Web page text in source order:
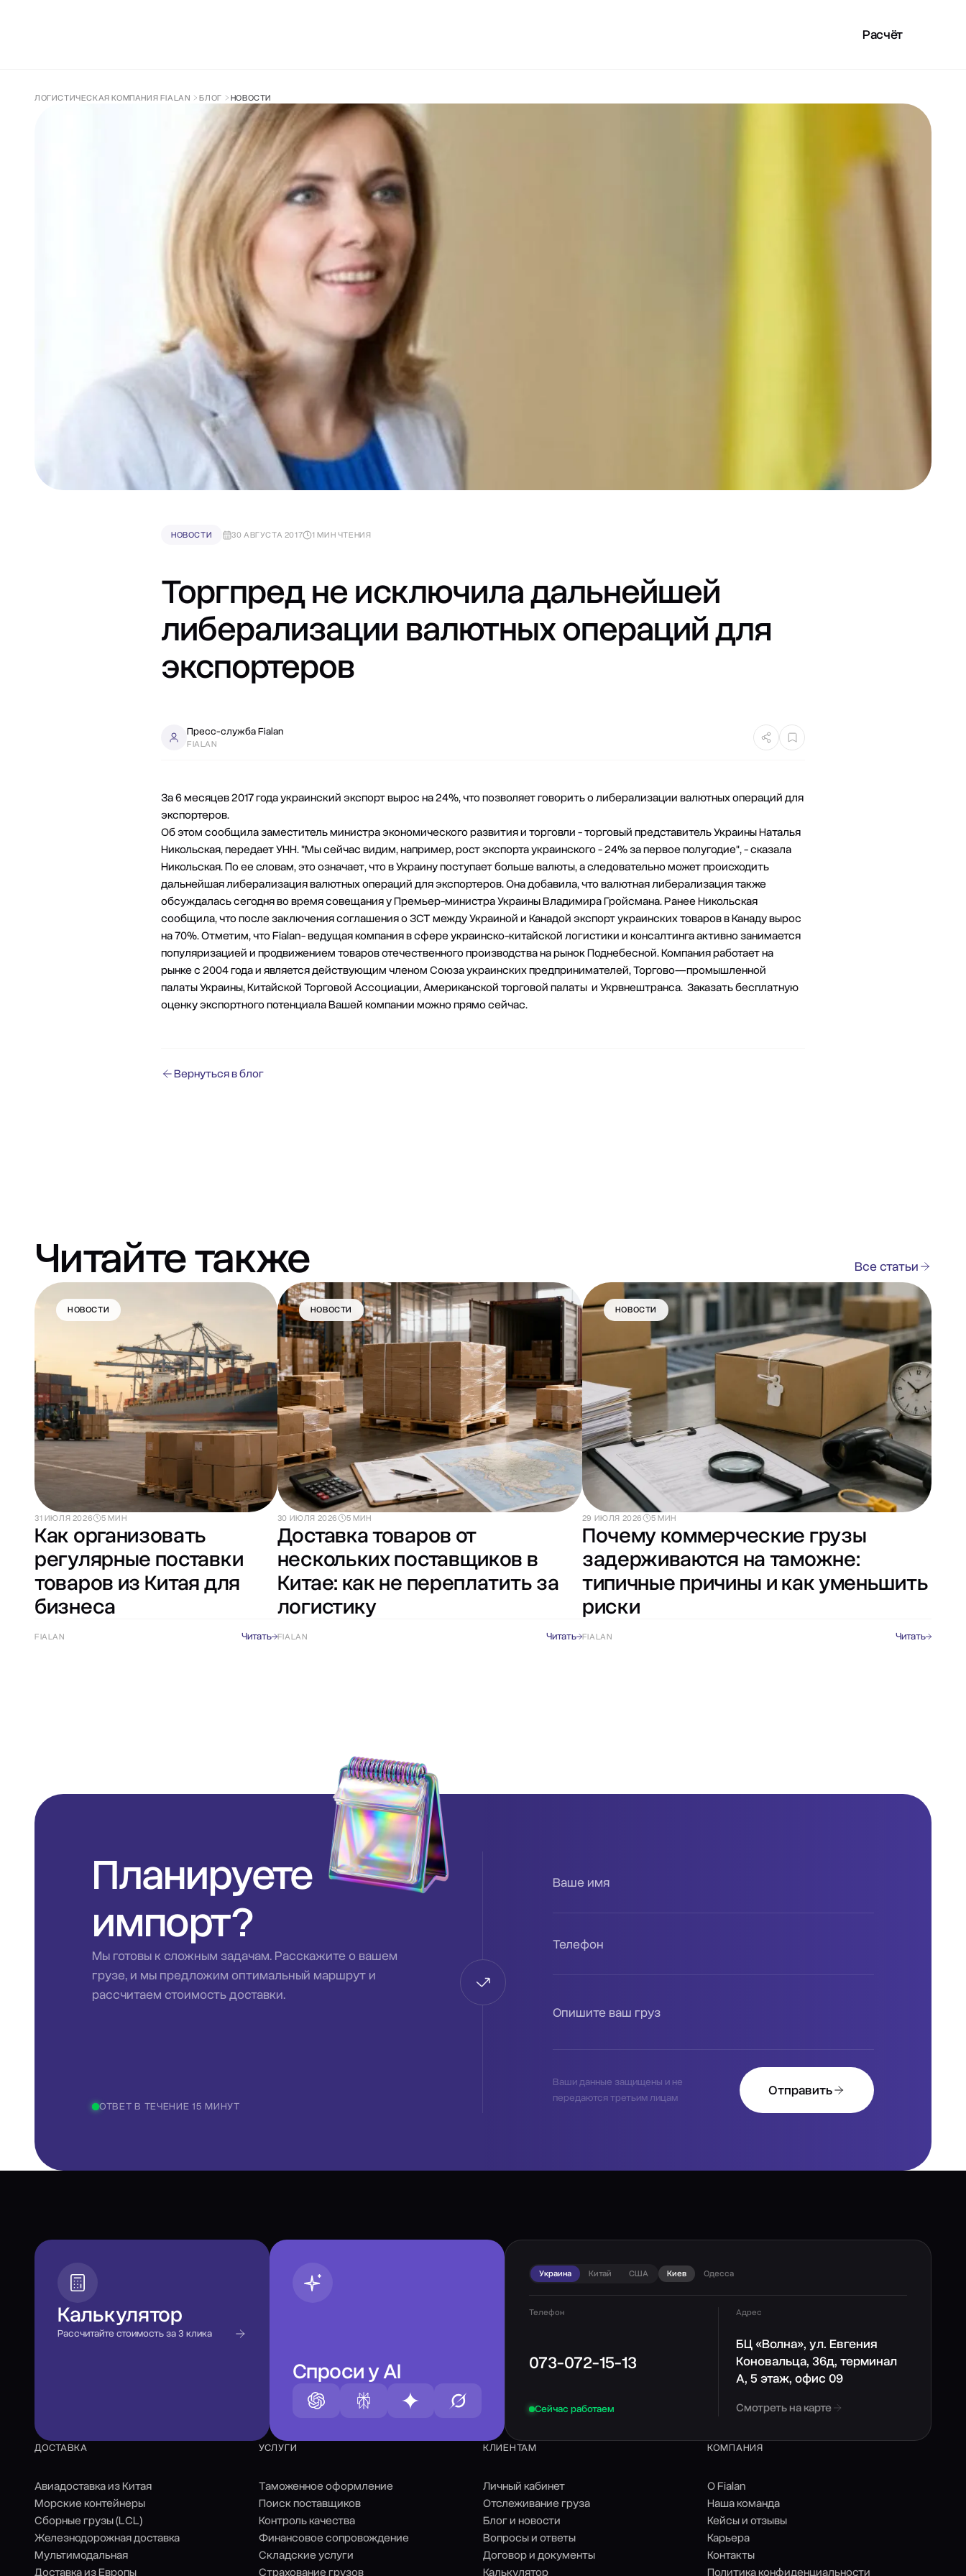
Расчёт
ЛОГИСТИЧЕСКАЯ КОМПАНИЯ FIALAN БЛОГ НОВОСТИ
НОВОСТИ 30 АВГУСТА 2017 1 МИН ЧТЕНИЯ
Торгпред не исключила дальнейшей
либерализации валютных операций для
экспортеров
Пресс-служба Fialan
FIALAN
За 6 месяцев 2017 года украинский экспорт вырос на 24%, что позволяет говорить о либерализации валютных операций для
экспортеров.
Об этом сообщила заместитель министра экономического развития и торговли - торговый представитель Украины Наталья
Никольская, передает УНН. "Мы сейчас видим, например, рост экспорта украинского - 24% за первое полугодие", - сказала
Никольская. По ее словам, это означает, что в Украину поступает больше валюты, а следовательно может происходить
дальнейшая либерализация валютных операций для экспортеров. Она добавила, что валютная либерализация также
обсуждалась сегодня во время совещания у Премьер-министра Украины Владимира Гройсмана. Ранее Никольская
сообщила, что после заключения соглашения о ЗСТ между Украиной и Канадой экспорт украинских товаров в Канаду вырос
на 70%. Отметим, чтоFialan- ведущая компания в сфере украинско-китайской логистики и консалтинга активно занимается
популяризацией и продвижением товаров отечественного производства на рынок Поднебесной. Компания работает на
рынке с 2004 года и является действующим членом Союза украинских предпринимателей, Торгово—промышленной
палаты Украины, Китайской Торговой Ассоциации, Американской торговой палаты и Укрвнештранса. Заказатьбесплатную
оценку экспортного потенциалаВашей компании можно прямо сейчас.
Вернуться в блог
Читайте также Все статьи
НОВОСТИ
31 ИЮЛЯ 2026 5 МИН
Как организовать
регулярные поставки
товаров из Китая для
бизнеса
FIALAN Читать
НОВОСТИ
30 ИЮЛЯ 2026 5 МИН
Доставка товаров от
нескольких поставщиков в
Китае: как не переплатить за
логистику
FIALAN Читать
НОВОСТИ
29 ИЮЛЯ 2026 5 МИН
Почему коммерческие грузы
задерживаются на таможне:
типичные причины и как уменьшить
риски
FIALAN Читать
Планируете
импорт?
Мы готовы к сложным задачам. Расскажите о вашем
грузе, и мы предложим оптимальный маршрут и
рассчитаем стоимость доставки.
ОТВЕТ В ТЕЧЕНИЕ 15 МИНУТ
Ваше имя
Телефон
Опишите ваш груз
Ваши данные защищены и не
передаются третьим лицам
Отправить
Калькулятор
Рассчитайте стоимость за 3 клика
Спроси у AI
Украина Китай США Киев Одесса
Телефон
073-072-15-13
Сейчас работаем
Адрес
БЦ «Волна», ул. Евгения
Коновальца, 36д, терминал
А, 5 этаж, офис 09
Смотреть на карте
ДОСТАВКА
Авиадоставка из Китая
Морские контейнеры
Сборные грузы (LCL)
Железнодорожная доставка
Мультимодальная
Доставка из Европы
УСЛУГИ
Таможенное оформление
Поиск поставщиков
Контроль качества
Финансовое сопровождение
Складские услуги
Страхование грузов
КЛИЕНТАМ
Личный кабинет
Отслеживание груза
Блог и новости
Вопросы и ответы
Договор и документы
Калькулятор
КОМПАНИЯ
О Fialan
Наша команда
Кейсы и отзывы
Карьера
Контакты
Политика конфиденциальности